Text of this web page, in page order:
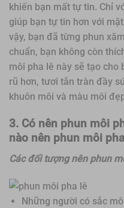
khiến bạn mất tự tin. Chỉ
giúp bạn tự tin hơn với
vậy, bạn đã từng phun
chuẩn, bạn không còn
môi pha lê này sẽ tạo cho
rũ hơn, tươi tắn tràn đầy
khuôn môi và màu môi
3. Có nên phun môi
nào nên phun môi
Các đối tượng nên phun
Những người có sắc